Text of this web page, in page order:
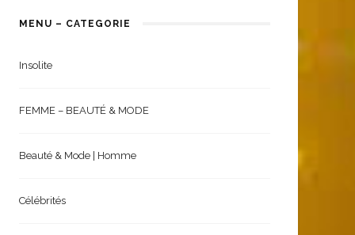
MENU – CATEGORIE
Insolite
FEMME – BEAUTÉ & MODE
Beauté & Mode | Homme
Célébrités